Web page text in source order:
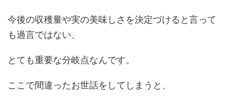
今後の収穫量や実の美味しさを決定づけると言って
も過言ではない、
とても重要な分岐点なんです。
ここで間違ったお世話をしてしまうと、